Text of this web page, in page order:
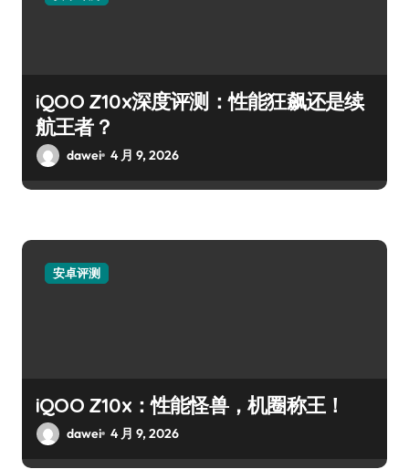
iQOO Z10x深度评测：性能狂飙还是续
航王者？
dawei 4 月 9, 2026
安卓评测
iQOO Z10x：性能怪兽，机圈称王！
dawei 4 月 9, 2026